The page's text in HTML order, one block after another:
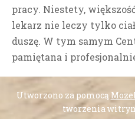
pracy. Niestety,
lekarz nie leczy tylko
duszę. W tym samym
pamiętana i
Utworzono za pomocą
tworzenia